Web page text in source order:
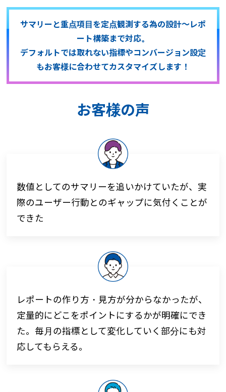
サマリーと重点項目を定点観測する為の設計～レポ
ート構築まで対応。
デフォルトでは取れない指標やコンバージョン設定
もお客様に合わせてカスタマイズします！
お客様の声
数値としてのサマリーを追いかけていたが、実
際のユーザー行動とのギャップに気付くことが
できた
レポートの作り方・見方が分からなかったが、
定量的にどこをポイントにするかが明確にでき
た。毎月の指標として変化していく部分にも対
応してもらえる。